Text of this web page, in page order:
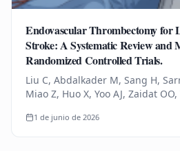
Endovascular Thrombectomy for
Stroke: A Systematic Review and
Randomized Controlled Trials.
Liu C, Abdalkader M, Sang H,
Miao Z, Huo X, Yoo AJ, Zaidat
Yaghi S, Sun D,…
1 de junio de 2026